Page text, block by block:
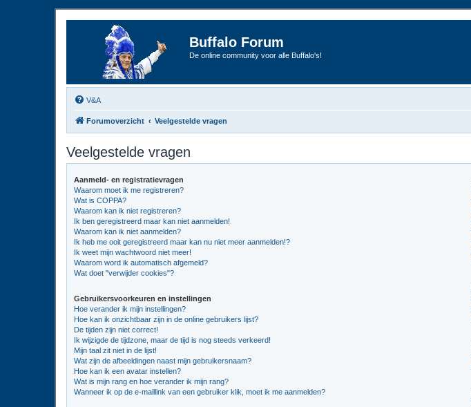
Buffalo Forum
De online community voor alle Buffalo's!
V&A
Forumoverzicht Veelgestelde vragen
Veelgestelde vragen
Aanmeld- en registratievragen
Waarom moet ik me registreren?
Wat is COPPA?
Waarom kan ik niet registreren?
Ik ben geregistreerd maar kan niet aanmelden!
Waarom kan ik niet aanmelden?
Ik heb me ooit geregistreerd maar kan nu niet meer aanmelden!?
Ik weet mijn wachtwoord niet meer!
Waarom word ik automatisch afgemeld?
Wat doet "verwijder cookies"?
Gebruikersvoorkeuren en instellingen
Hoe verander ik mijn instellingen?
Hoe kan ik onzichtbaar zijn in de online gebruikers lijst?
De tijden zijn niet correct!
Ik wijzigde de tijdzone, maar de tijd is nog steeds verkeerd!
Mijn taal zit niet in de lijst!
Wat zijn de afbeeldingen naast mijn gebruikersnaam?
Hoe kan ik een avatar instellen?
Wat is mijn rang en hoe verander ik mijn rang?
Wanneer ik op de e-maillink van een gebruiker klik, moet ik me aanmelden?